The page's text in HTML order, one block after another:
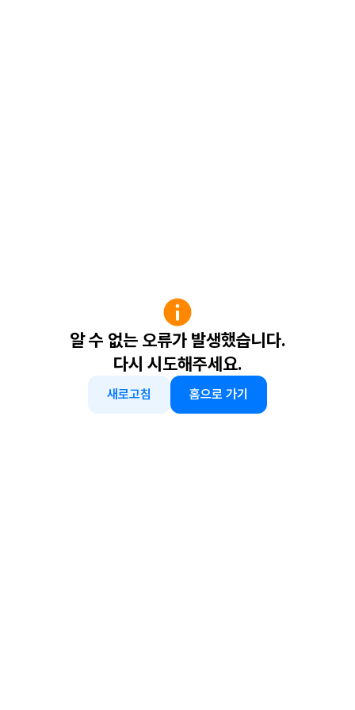
알 수 없는 오류가 발생했습니다.
다시 시도해주세요.
새로고침 홈으로 가기